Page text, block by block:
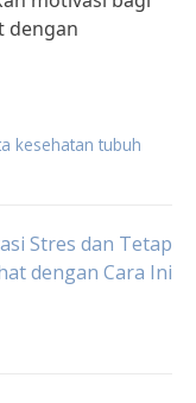
dengan
kesehatan tubuh
Stres dan Tetap
dengan Cara Ini